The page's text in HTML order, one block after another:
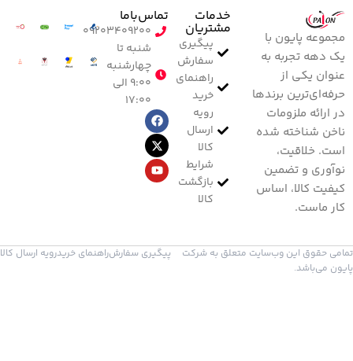
مجموعه پایون با
یک دهه تجربه به
عنوان یکی از
حرفه‌ای‌ترین برندها
در ارائه ملزومات
ناخن شناخته شده
است. خلاقیت،
نوآوری و تضمین
کیفیت کالا، اساس
کار ماست.
خدمات
مشتریان
پیگیری
سفارش
راهنمای
خرید
رویه
ارسال
کالا
شرایط
بازگشت
کالا
تماس‌با‌ما
۰۹۲۰۳۴۰۹۲۰۰
شنبه تا
چهارشنبه
۹:۰۰ الی
۱۷:۰۰
تمامی حقوق این وب‌سایت متعلق به شرکت
پایون می‌باشد.
پیگیری سفارشراهنمای خریدرویه ارسال کالا